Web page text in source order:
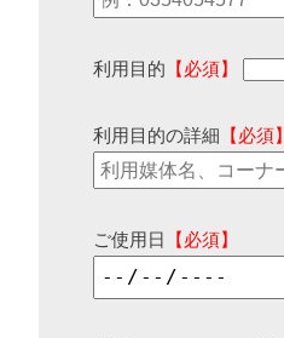
利用目的 【必須】
利用目的の詳細 【必須】
ご使用日 【必須】